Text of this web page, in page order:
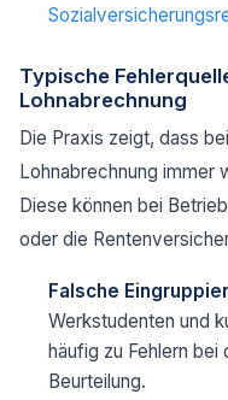
Typische
Lohnabrechnung
Die Praxis zeigt, dass
Lohnabrechnung immer
Diese können bei
oder die
Falsche
Werkstudenten und
häufig zu Fehlern
Beurteilung.